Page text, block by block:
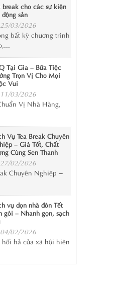
break cho các sự kiện
sản
25/03/2026
bất kỳ chương trình
Tại Gia – Bữa Tiệc
Trọn Vị Cho Mọi
Vui
11/03/2026
Vị Nhà Hàng,
Vụ Tea Break Chuyên
– Giá Tốt, Chất
Cùng Sen Thanh
27/02/2026
Chuyên Nghiệp –
vụ dọn nhà đón Tết
gói – Nhanh gọn, sạch
04/02/2026
hả của xã hội hiện